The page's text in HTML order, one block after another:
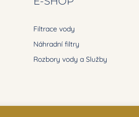
Filtrace vody
Náhradní filtry
Rozbory vody a Služby